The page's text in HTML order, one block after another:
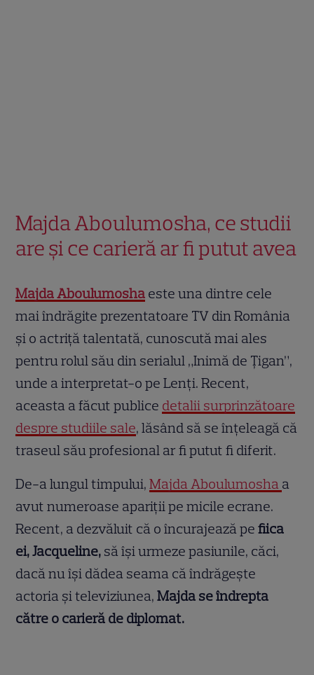
Majda Aboulumosha, ce studii
are și ce carieră ar fi putut avea
Majda Aboulumosha este una dintre cele
mai îndrăgite prezentatoare TV din România
și o actriță talentată, cunoscută mai ales
pentru rolul său din serialul „Inimă de Țigan”,
unde a interpretat-o pe Lenți. Recent,
aceasta a făcut publice detalii surprinzătoare
despre studiile sale, lăsând să se înțeleagă că
traseul său profesional ar fi putut fi diferit.
De-a lungul timpului,Majda Aboulumosha a
avut numeroase apariții pe micile ecrane.
Recent, a dezvăluit că o încurajează pefiica
ei, Jacqueline, să își urmeze pasiunile, căci,
dacă nu își dădea seama că îndrăgește
actoria și televiziunea,Majda se îndrepta
către o carieră de diplomat.